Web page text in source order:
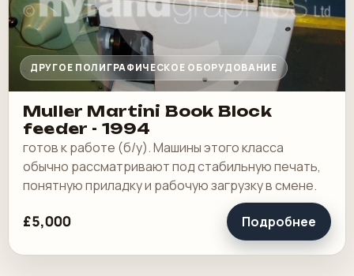
ДРУГОЕ ПОЛИГРАФИЧЕСКОЕ ОБОРУДОВАНИЕ
Muller Martini Book Block
feeder - 1994
готов к работе (б/у). Машины этого класса
обычно рассматривают под стабильную печать,
понятную приладку и рабочую загрузку в смене.
£5,000 Подробнее